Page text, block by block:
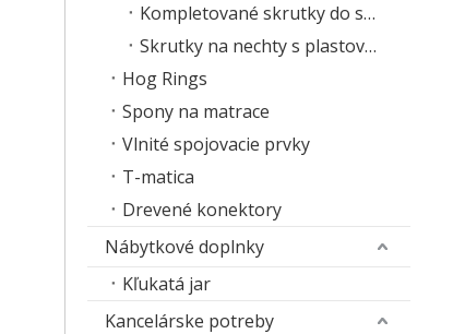
Kompletované skrutky do sadrokartónu
Skrutky na nechty s plastovým pásikom
Hog Rings
Spony na matrace
Vlnité spojovacie prvky
T-matica
Drevené konektory
Nábytkové doplnky
Kľukatá jar
Kancelárske potreby